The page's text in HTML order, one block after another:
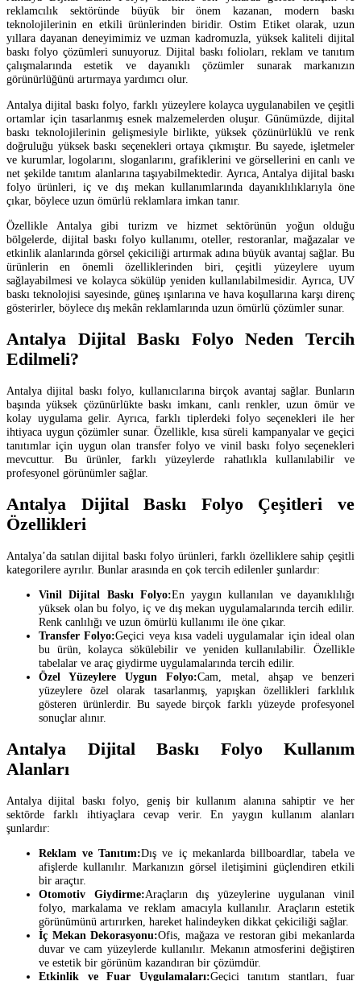
reklamcılık sektöründe büyük bir önem kazanan, modern baskı
teknolojilerinin en etkili ürünlerinden biridir. Ostim Etiket olarak, uzun
yıllara dayanan deneyimimiz ve uzman kadromuzla, yüksek kaliteli dijital
baskı folyo çözümleri sunuyoruz. Dijital baskı folioları, reklam ve tanıtım
çalışmalarında estetik ve dayanıklı çözümler sunarak markanızın
görünürlüğünü artırmaya yardımcı olur.
Antalya dijital baskı folyo, farklı yüzeylere kolayca uygulanabilen ve çeşitli
ortamlar için tasarlanmış esnek malzemelerden oluşur. Günümüzde, dijital
baskı teknolojilerinin gelişmesiyle birlikte, yüksek çözünürlüklü ve renk
doğruluğu yüksek baskı seçenekleri ortaya çıkmıştır. Bu sayede, işletmeler
ve kurumlar, logolarını, sloganlarını, grafiklerini ve görsellerini en canlı ve
net şekilde tanıtım alanlarına taşıyabilmektedir. Ayrıca, Antalya dijital baskı
folyo ürünleri, iç ve dış mekan kullanımlarında dayanıklılıklarıyla öne
çıkar, böylece uzun ömürlü reklamlara imkan tanır.
Özellikle Antalya gibi turizm ve hizmet sektörünün yoğun olduğu
bölgelerde, dijital baskı folyo kullanımı, oteller, restoranlar, mağazalar ve
etkinlik alanlarında görsel çekiciliği artırmak adına büyük avantaj sağlar. Bu
ürünlerin en önemli özelliklerinden biri, çeşitli yüzeylere uyum
sağlayabilmesi ve kolayca sökülüp yeniden kullanılabilmesidir. Ayrıca, UV
baskı teknolojisi sayesinde, güneş ışınlarına ve hava koşullarına karşı direnç
gösterirler, böylece dış mekân reklamlarında uzun ömürlü çözümler sunar.
Antalya Dijital Baskı Folyo Neden Tercih
Edilmeli?
Antalya dijital baskı folyo, kullanıcılarına birçok avantaj sağlar. Bunların
başında yüksek çözünürlükte baskı imkanı, canlı renkler, uzun ömür ve
kolay uygulama gelir. Ayrıca, farklı tiplerdeki folyo seçenekleri ile her
ihtiyaca uygun çözümler sunar. Özellikle, kısa süreli kampanyalar ve geçici
tanıtımlar için uygun olan transfer folyo ve vinil baskı folyo seçenekleri
mevcuttur. Bu ürünler, farklı yüzeylerde rahatlıkla kullanılabilir ve
profesyonel görünümler sağlar.
Antalya Dijital Baskı Folyo Çeşitleri ve
Özellikleri
Antalya’da satılan dijital baskı folyo ürünleri, farklı özelliklere sahip çeşitli
kategorilere ayrılır. Bunlar arasında en çok tercih edilenler şunlardır:
Vinil Dijital Baskı Folyo:En yaygın kullanılan ve dayanıklılığı
yüksek olan bu folyo, iç ve dış mekan uygulamalarında tercih edilir.
Renk canlılığı ve uzun ömürlü kullanımı ile öne çıkar.
Transfer Folyo:Geçici veya kısa vadeli uygulamalar için ideal olan
bu ürün, kolayca sökülebilir ve yeniden kullanılabilir. Özellikle
tabelalar ve araç giydirme uygulamalarında tercih edilir.
Özel Yüzeylere Uygun Folyo:Cam, metal, ahşap ve benzeri
yüzeylere özel olarak tasarlanmış, yapışkan özellikleri farklılık
gösteren ürünlerdir. Bu sayede birçok farklı yüzeyde profesyonel
sonuçlar alınır.
Antalya Dijital Baskı Folyo Kullanım
Alanları
Antalya dijital baskı folyo, geniş bir kullanım alanına sahiptir ve her
sektörde farklı ihtiyaçlara cevap verir. En yaygın kullanım alanları
şunlardır:
Reklam ve Tanıtım:Dış ve iç mekanlarda billboardlar, tabela ve
afişlerde kullanılır. Markanızın görsel iletişimini güçlendiren etkili
bir araçtır.
Otomotiv Giydirme:Araçların dış yüzeylerine uygulanan vinil
folyo, markalama ve reklam amacıyla kullanılır. Araçların estetik
görünümünü artırırken, hareket halindeyken dikkat çekiciliği sağlar.
İç Mekan Dekorasyonu:Ofis, mağaza ve restoran gibi mekanlarda
duvar ve cam yüzeylerde kullanılır. Mekanın atmosferini değiştiren
ve estetik bir görünüm kazandıran bir çözümdür.
Etkinlik ve Fuar Uygulamaları:Geçici tanıtım stantları, fuar